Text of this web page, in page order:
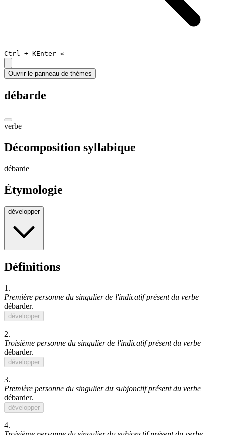
Ctrl + KEnter ⏎
Ouvrir le panneau de thèmes
débarde
verbe
Décomposition syllabique
débarde
Étymologie
développer
Définitions
1.
Première personne du singulier de l'indicatif présent du verbe
débarder.
développer
2.
Troisième personne du singulier de l'indicatif présent du verbe
débarder.
développer
3.
Première personne du singulier du subjonctif présent du verbe
débarder.
développer
4.